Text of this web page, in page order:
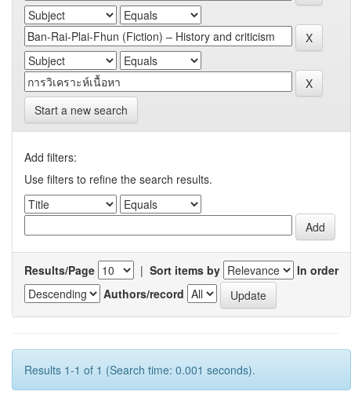
Start a new search
Add filters:
Use filters to refine the search results.
Results/Page | Sort items by
In order
Authors/record
Results 1-1 of 1 (Search time: 0.001 seconds).